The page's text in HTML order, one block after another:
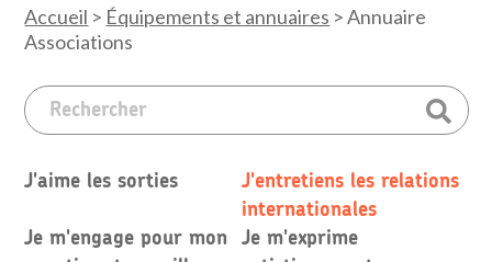
Accueil > Équipements et annuaires >Annuaire
Associations
J'aime les sorties
J'entretiens les relations
internationales
Je m'engage pour mon
Je m'exprime